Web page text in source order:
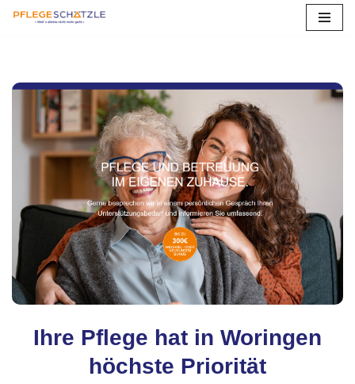
springen
Ihre Pflege hat in Woringen
höchste Priorität